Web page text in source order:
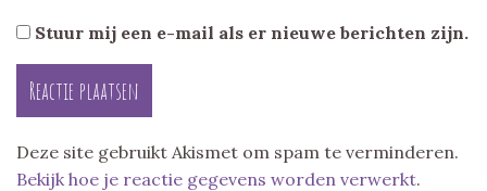
Stuur mij een e-mail als er nieuwe berichten zijn.
Deze site gebruikt Akismet om spam te verminderen.
Bekijk hoe je reactie gegevens worden verwerkt.